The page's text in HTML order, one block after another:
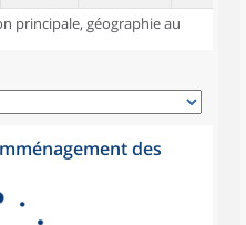
principale, géographie au
des